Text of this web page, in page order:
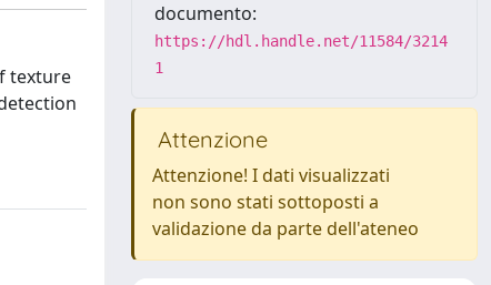
texture
documento:
https://hdl.handle.net/11584/3214
1
Attenzione
Attenzione! I dati visualizzati
non sono stati sottoposti a
validazione da parte dell'ateneo